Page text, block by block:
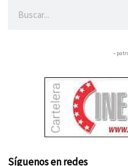
–
Síguenos en redes